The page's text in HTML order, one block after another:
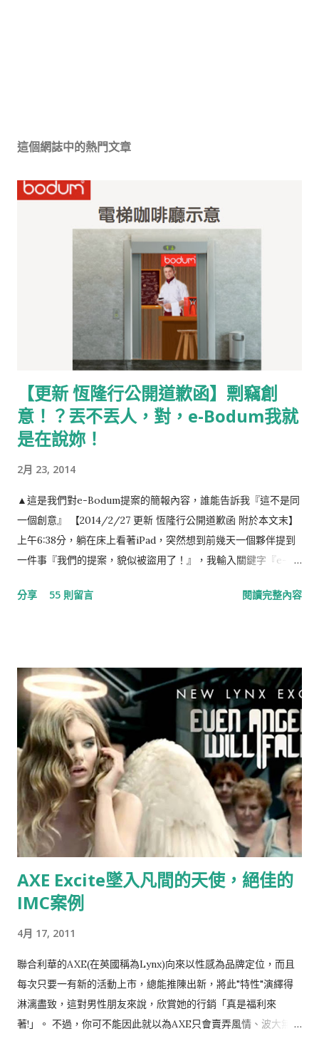
這個網誌中的熱門文章
【更新 恆隆行公開道歉函】剽竊創
意！？丟不丟人，對，e-Bodum我就
是在說妳！
2月 23, 2014
▲這是我們對e-Bodum提案的簡報內容，誰能告訴我『這不是同
一個創意』 【2014/2/27 更新 恆隆行公開道歉函 附於本文末】
上午6:38分，躺在床上看著iPad，突然想到前幾天一個夥伴提到
一件事『我們的提案，貌似被盜用了！』，我輸入關鍵字『e-
出，這就是我們對e-Bodum提案的內容。提案，我們沒有收到任
子時有所聞，但想不到走到21世紀的今天，台灣還存有如此明目
張膽，不尊重創意，毫不掩飾的整碗捧去的公司，這已經不是
“偷”，而是“搶劫”！ ▲ 資料來源：Now News 記者：彭夢竺 。
標題：世界最小咖啡館在電梯裡
分享 55 則留言 閱讀完整內容
AXE Excite墜入凡間的天使，絕佳的
IMC案例
4月 17, 2011
聯合利華的AXE(在英國稱為Lynx)向來以性感為品牌定位，而且
每次只要一有新的活動上市，總能推陳出新，將此"特性"演繹得
淋漓盡致，這對男性朋友來說，欣賞她的行銷「真是福利來
著!」。 不過，你可不能因此就以為AXE只會賣弄風情、波大無